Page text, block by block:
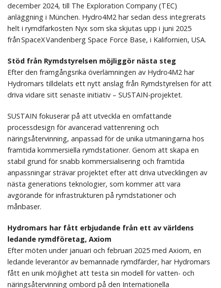
december 2024, till The Exploration Company (TEC)
anläggning i München. Hydro4M2 har sedan dess integrerats
helt i rymdfarkosten Nyx som ska skjutas upp i juni 2025
från SpaceX Vandenberg Space Force Base, i Kalifornien, USA.
Stöd från Rymdstyrelsen möjliggör nästa steg
Efter den framgångsrika överlämningen av Hydro4M2 har
Hydromars tilldelats ett nytt anslag från Rymdstyrelsen för att
driva vidare sitt senaste initiativ – SUSTAIN-projektet.
SUSTAIN fokuserar på att utveckla en omfattande
processdesign för avancerad vattenrening och
näringsåtervinning, anpassad för de unika utmaningarna hos
framtida kommersiella rymdstationer. Genom att skapa en
stabil grund för snabb kommersialisering och framtida
anpassningar strävar projektet efter att driva utvecklingen av
nästa generations teknologier, som kommer att vara
avgörande för infrastrukturen på rymdstationer och
månbaser.
Hydromars har fått erbjudande från ett av världens
ledande rymdföretag, Axiom
Efter möten under januari och februari 2025 med Axiom, en
ledande leverantör av bemannade rymdfärder, har Hydromars
fått en unik möjlighet att testa sin modell för vatten- och
näringsåtervinning ombord på den Internationella